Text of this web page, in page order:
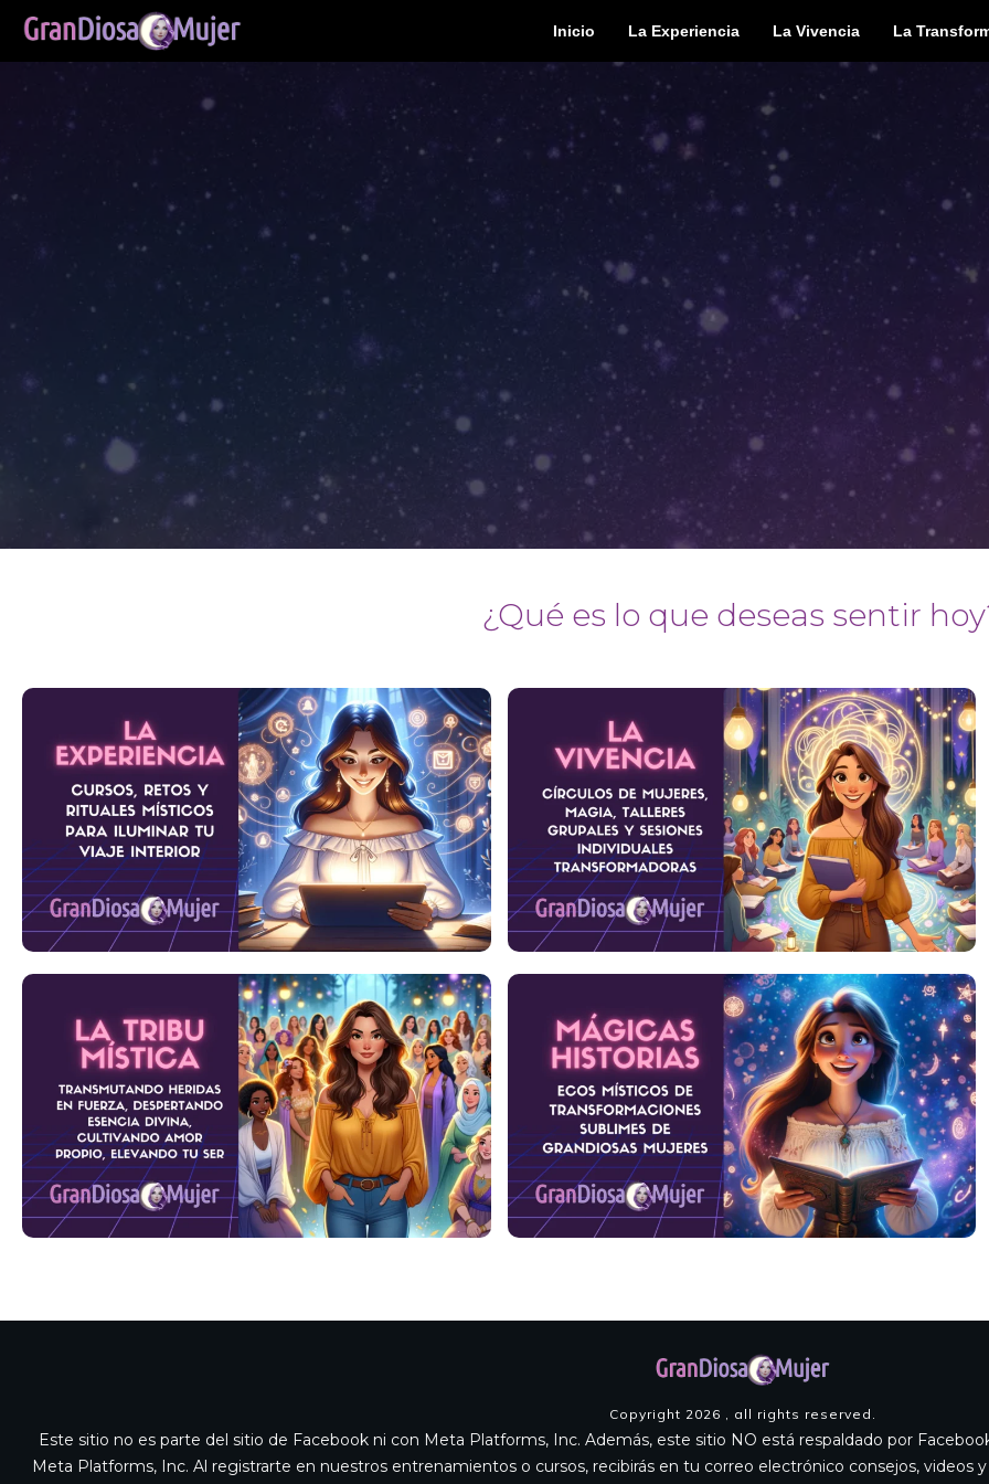
Inicio La Experiencia La Vivencia La
de Sabiduría
sagrado para transformar tu ser en un viaje
que despiertar tu magia y divinidad.
a tu cuenta
¿Qué es lo que deseas sentir
Copyright 2026 , all rights reserved.
Este sitio no es parte del sitio de Facebook ni con Meta Platforms, Inc. Además, este sitio NO está respaldado por
Meta Platforms, Inc. Al registrarte en nuestros entrenamientos o cursos, recibirás en tu correo electrónico consejos, videos